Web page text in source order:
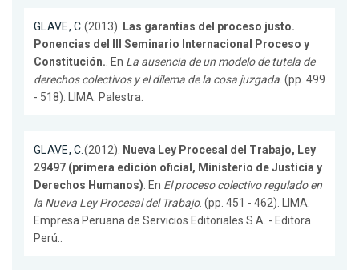
GLAVE, C.(2013). Las garantías del proceso justo.
Ponencias del III Seminario Internacional Proceso y
Constitución.. En La ausencia de un modelo de tutela de
derechos colectivos y el dilema de la cosa juzgada. (pp. 499
- 518). LIMA. Palestra.
GLAVE, C.(2012). Nueva Ley Procesal del Trabajo, Ley
29497 (primera edición oficial, Ministerio de Justicia y
Derechos Humanos). En El proceso colectivo regulado en
la Nueva Ley Procesal del Trabajo. (pp. 451 - 462). LIMA.
Empresa Peruana de Servicios Editoriales S.A. - Editora
Perú..